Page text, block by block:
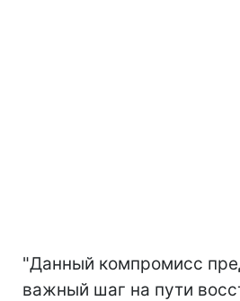
"Данный компромисс
важный шаг на пути